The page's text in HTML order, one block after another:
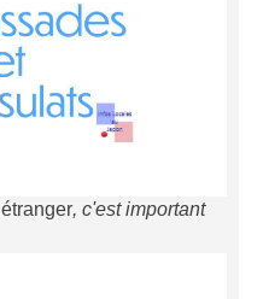
, c'est important